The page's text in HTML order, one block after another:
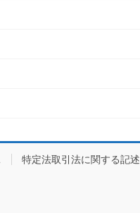
特定法取引法に関する記述